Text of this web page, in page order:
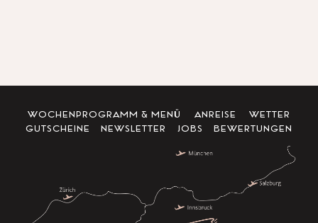
WOCHENPROGRAMM & MENÜ ANREISE
WETTER
GUTSCHEINE
NEWSLETTER JOBS BEWERTUNGEN